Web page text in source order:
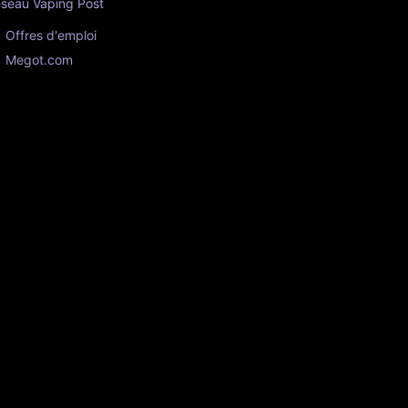
Vaping Post
Offres d'emploi
Megot.com